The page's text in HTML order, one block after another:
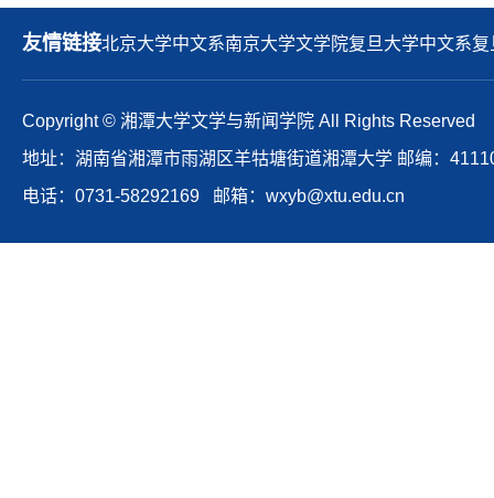
友情链接北京大学中文系南京大学文学院复旦大学中文系复
Copyright © 湘潭大学文学与新闻学院 All Rights Reserved
地址：湖南省湘潭市雨湖区羊牯塘街道湘潭大学 邮编：
电话：0731-58292169 邮箱：wxyb@xtu.edu.cn